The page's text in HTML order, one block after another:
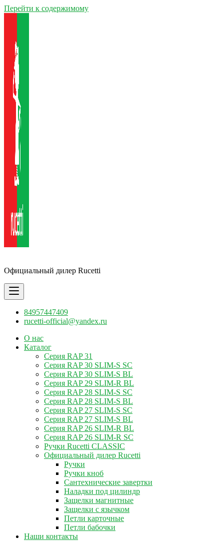
Перейти к содержимому
Официальный дилер Rucetti
84957447409
rucetti-official@yandex.ru
О нас
Каталог
Серия RAP 31
Серия RAP 30 SLIM-S SC
Серия RAP 30 SLIM-S BL
Серия RAP 29 SLIM-R BL
Серия RAP 28 SLIM-S SC
Серия RAP 28 SLIM-S BL
Серия RAP 27 SLIM-S SC
Серия RAP 27 SLIM-S BL
Серия RAP 26 SLIM-R BL
Серия RAP 26 SLIM-R SC
Ручки Rucetti CLASSIC
Официальный дилер Rucetti
Ручки
Ручки кноб
Сантехнические завертки
Наладки под цилиндр
Защелки магнитные
Защелки с язычком
Петли карточные
Петли бабочки
Наши контакты